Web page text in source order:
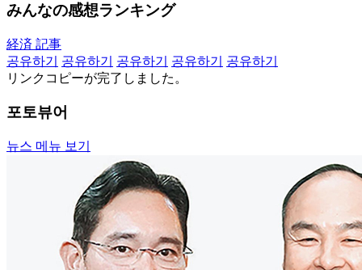
みんなの感想ランキング
経済 記事
공유하기
공유하기 공유하기 공유하기
공유하기
リンクコピーが完了しました。
포토뷰어
뉴스 메뉴 보기